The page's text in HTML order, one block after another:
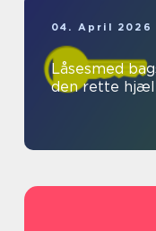
04. April 2026
Låsesmed bagsværd
den rette